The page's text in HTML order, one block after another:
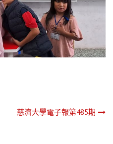
慈濟大學電子報第485期